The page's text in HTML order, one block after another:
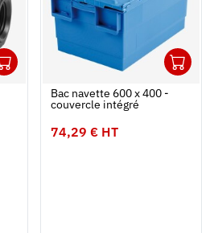
Ajouter au panier
Fermer
Bac navette 600 x 400 -
couvercle intégré
74,29 € HT